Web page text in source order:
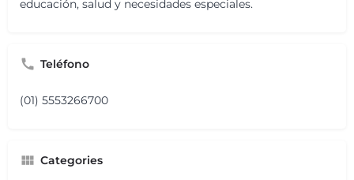
educación, salud y necesidades especiales.
Teléfono
(01) 5553266700
Categories